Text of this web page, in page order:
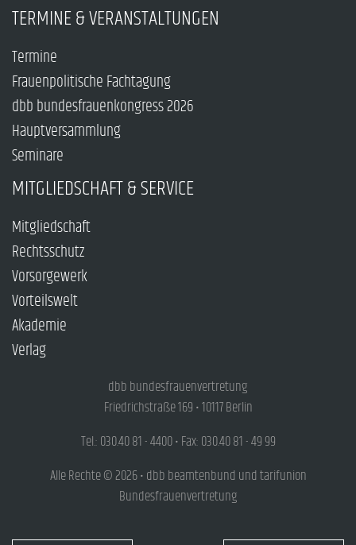
TERMINE & VERANSTALTUNGEN
Termine
Frauenpolitische Fachtagung
dbb bundesfrauenkongress 2026
Hauptversammlung
Seminare
MITGLIEDSCHAFT & SERVICE
Mitgliedschaft
Rechtsschutz
Vorsorgewerk
Vorteilswelt
Akademie
Verlag
dbb bundesfrauenvertretung
Friedrichstraße 169 • 10117 Berlin
Tel.: 030.40 81 - 4400 • Fax: 030.40 81 - 49 99
Alle Rechte © 2026 • dbb beamtenbund und tarifunion
Bundesfrauenvertretung